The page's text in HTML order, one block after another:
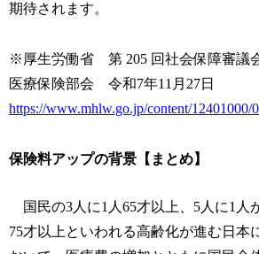
期待されます。
※厚生労働省 第 205 回社会保障審議
医療保険部会 令和7年11月27日
https://www.mhlw.go.jp/content/12401000/
保険料アップの背景【まとめ】
国民の3人に1人65才以上、5人に1人
75才以上といわれる高齢化が進む日本